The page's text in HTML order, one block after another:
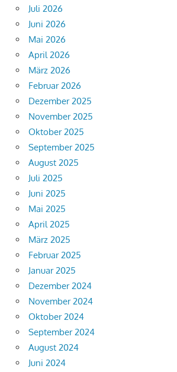
Juli 2026
Juni 2026
Mai 2026
April 2026
März 2026
Februar 2026
Dezember 2025
November 2025
Oktober 2025
September 2025
August 2025
Juli 2025
Juni 2025
Mai 2025
April 2025
März 2025
Februar 2025
Januar 2025
Dezember 2024
November 2024
Oktober 2024
September 2024
August 2024
Juni 2024